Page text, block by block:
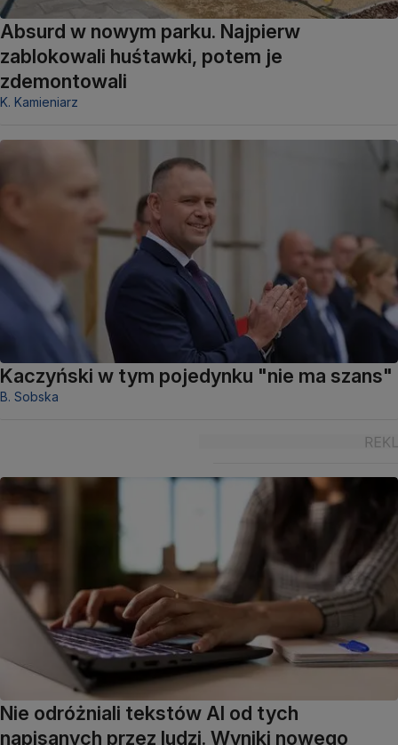
Absurd w nowym parku. Najpierw
zablokowali huśtawki, potem je
zdemontowali
K. Kamieniarz
Kaczyński w tym pojedynku "nie ma szans"
B. Sobska
Nie odróżniali tekstów AI od tych
napisanych przez ludzi. Wyniki nowego